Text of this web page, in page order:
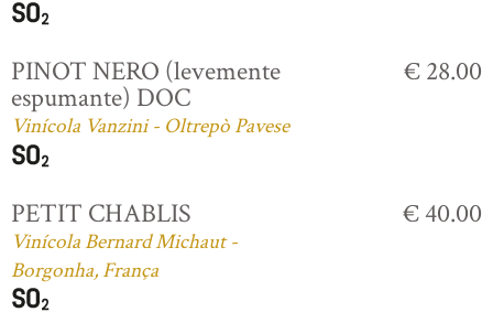
PINOT NERO (levemente
espumante) DOC
Vinícola Vanzini - Oltrepò Pavese
€ 28.00
PETIT CHABLIS
Vinícola Bernard Michaut -
Borgonha, França
€ 40.00